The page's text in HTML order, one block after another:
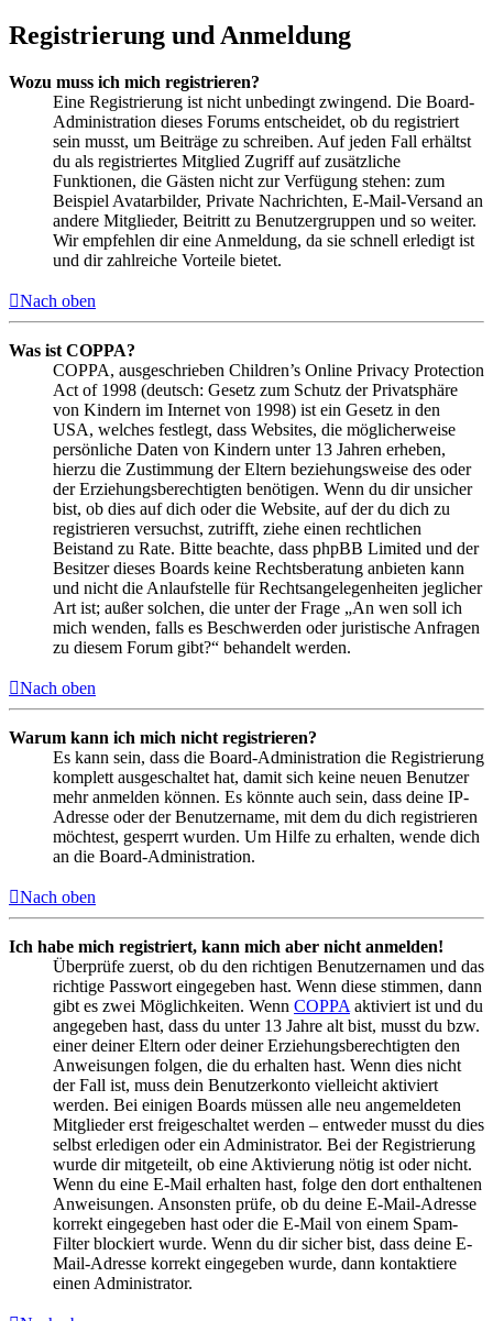
Registrierung und Anmeldung
Wozu muss ich mich registrieren?
Eine Registrierung ist nicht unbedingt zwingend. Die Board-
Administration dieses Forums entscheidet, ob du registriert
sein musst, um Beiträge zu schreiben. Auf jeden Fall erhältst
du als registriertes Mitglied Zugriff auf zusätzliche
Funktionen, die Gästen nicht zur Verfügung stehen: zum
Beispiel Avatarbilder, Private Nachrichten, E-Mail-Versand an
andere Mitglieder, Beitritt zu Benutzergruppen und so weiter.
Wir empfehlen dir eine Anmeldung, da sie schnell erledigt ist
und dir zahlreiche Vorteile bietet.
Nach oben
Was ist COPPA?
COPPA, ausgeschrieben Children’s Online Privacy Protection
Act of 1998 (deutsch: Gesetz zum Schutz der Privatsphäre
von Kindern im Internet von 1998) ist ein Gesetz in den
USA, welches festlegt, dass Websites, die möglicherweise
persönliche Daten von Kindern unter 13 Jahren erheben,
hierzu die Zustimmung der Eltern beziehungsweise des oder
der Erziehungsberechtigten benötigen. Wenn du dir unsicher
bist, ob dies auf dich oder die Website, auf der du dich zu
registrieren versuchst, zutrifft, ziehe einen rechtlichen
Beistand zu Rate. Bitte beachte, dass phpBB Limited und der
Besitzer dieses Boards keine Rechtsberatung anbieten kann
und nicht die Anlaufstelle für Rechtsangelegenheiten jeglicher
Art ist; außer solchen, die unter der Frage „An wen soll ich
mich wenden, falls es Beschwerden oder juristische Anfragen
zu diesem Forum gibt?“ behandelt werden.
Nach oben
Warum kann ich mich nicht registrieren?
Es kann sein, dass die Board-Administration die Registrierung
komplett ausgeschaltet hat, damit sich keine neuen Benutzer
mehr anmelden können. Es könnte auch sein, dass deine IP-
Adresse oder der Benutzername, mit dem du dich registrieren
möchtest, gesperrt wurden. Um Hilfe zu erhalten, wende dich
an die Board-Administration.
Nach oben
Ich habe mich registriert, kann mich aber nicht anmelden!
Überprüfe zuerst, ob du den richtigen Benutzernamen und das
richtige Passwort eingegeben hast. Wenn diese stimmen, dann
gibt es zwei Möglichkeiten. Wenn COPPA aktiviert ist und du
angegeben hast, dass du unter 13 Jahre alt bist, musst du bzw.
einer deiner Eltern oder deiner Erziehungsberechtigten den
Anweisungen folgen, die du erhalten hast. Wenn dies nicht
der Fall ist, muss dein Benutzerkonto vielleicht aktiviert
werden. Bei einigen Boards müssen alle neu angemeldeten
Mitglieder erst freigeschaltet werden – entweder musst du dies
selbst erledigen oder ein Administrator. Bei der Registrierung
wurde dir mitgeteilt, ob eine Aktivierung nötig ist oder nicht.
Wenn du eine E-Mail erhalten hast, folge den dort enthaltenen
Anweisungen. Ansonsten prüfe, ob du deine E-Mail-Adresse
korrekt eingegeben hast oder die E-Mail von einem Spam-
Filter blockiert wurde. Wenn du dir sicher bist, dass deine E-
Mail-Adresse korrekt eingegeben wurde, dann kontaktiere
einen Administrator.